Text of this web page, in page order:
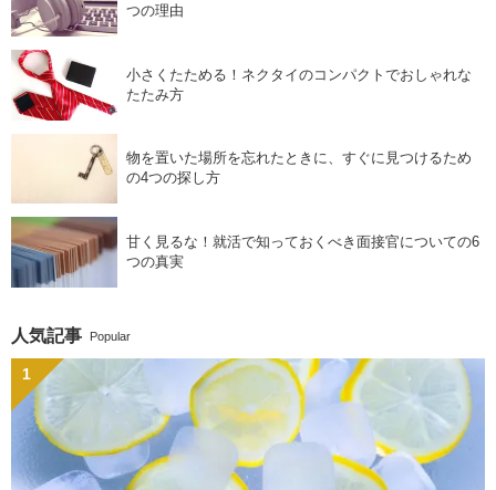
つの理由
小さくたためる！ネクタイのコンパクトでおしゃれな
たたみ方
物を置いた場所を忘れたときに、すぐに見つけるため
の4つの探し方
甘く見るな！就活で知っておくべき面接官についての6
つの真実
人気記事 Popular